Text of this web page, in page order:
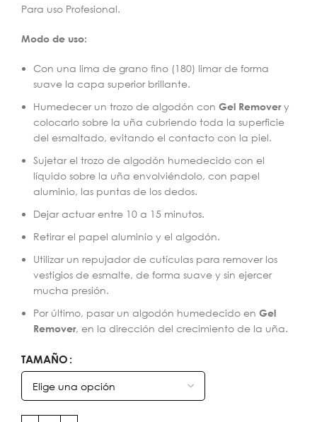
Para uso Profesional.
Modo de uso:
Con una lima de grano fino (180) limar de forma
suave la capa superior brillante.
Humedecer un trozo de algodón con Gel Removery
colocarlo sobre la uña cubriendo toda la superficie
del esmaltado, evitando el contacto con la piel.
Sujetar el trozo de algodón humedecido con el
líquido sobre la uña envolviéndolo, con papel
aluminio, las puntas de los dedos.
Dejar actuar entre 10 a 15 minutos.
Retirar el papel aluminio y el algodón.
Utilizar un repujador de cutículas para remover los
vestigios de esmalte, de forma suave y sin ejercer
mucha presión.
Por último, pasar un algodón humedecido en Gel
Remover, en la dirección del crecimiento de la uña.
TAMAÑO